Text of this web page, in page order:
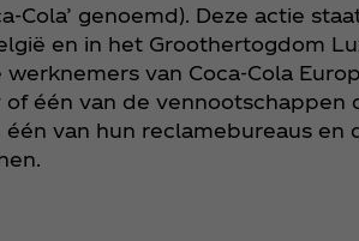
genoemd). Deze actie
en in het Groothertogdom
van Coca‑Cola
of één van de vennootschappen
van hun reclamebureaus en